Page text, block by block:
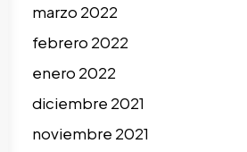
marzo 2022
febrero 2022
enero 2022
diciembre 2021
noviembre 2021